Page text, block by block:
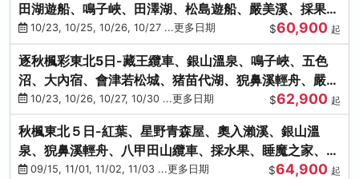
田湖遊船、鳴子峽、田澤湖、松島遊船、嚴美溪、採果烤
牡蠣10/23, 10/25, 10/26, 10/27 ...更多日期 $60,900 起
逐秋楓彩東北5日-藏王纜車、銀山溫泉、鳴子峽、五色
沼、大內宿、會津若松城、猪苗代湖、猊鼻溪輕舟、嚴美
溪、松島海灣遊船
10/23, 10/26, 10/27, 10/30 ...更多日期 $62,900 起
秋楓東北５日-紅葉、星野青森屋、奧入瀨溪、銀山溫
泉、猊鼻溪輕舟、八甲田山纜車、採水果、睡魔之家、法
式料理(不進免稅店)
09/15, 11/01, 11/02, 11/03 ...更多日期 $64,900 起